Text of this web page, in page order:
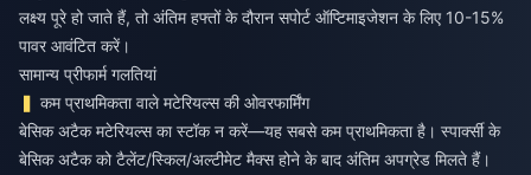
लक्ष्य पूरे हो जाते हैं, तो अंतिम हफ्तों के दौरान सपोर्ट ऑप्टिमाइजेशन के लिए 10-15%
पावर आवंटित करें।
सामान्य प्रीफार्म गलतियां
कम प्राथमिकता वाले मटेरियल्स की ओवरफार्मिंग
बेसिक अटैक मटेरियल्स का स्टॉक न करें—यह सबसे कम प्राथमिकता है। स्पार्क्सी के
बेसिक अटैक को टैलेंट/स्किल/अल्टीमेट मैक्स होने के बाद अंतिम अपग्रेड मिलते हैं।